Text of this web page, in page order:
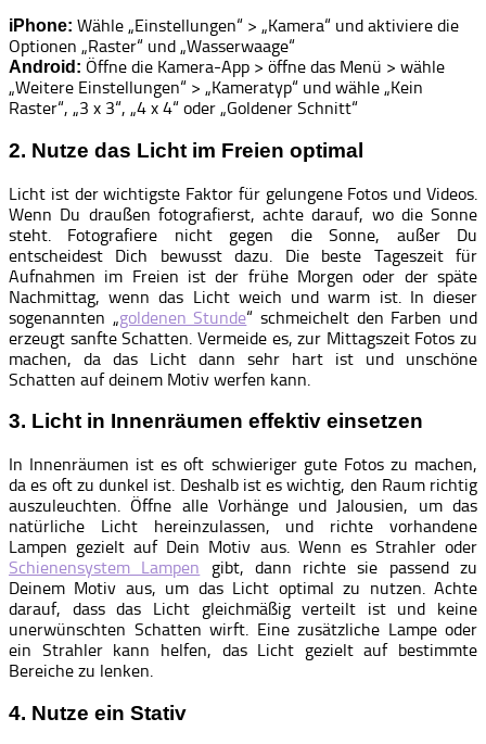
iPhone: Wähle „Einstellungen“ > „Kamera“ und aktiviere die
Optionen „Raster“ und „Wasserwaage“
Android: Öffne die Kamera-App > öffne das Menü > wähle
„Weitere Einstellungen“ > „Kameratyp“ und wähle „Kein
Raster“, „3 x 3“, „4 x 4“ oder „Goldener Schnitt“
2. Nutze das Licht im Freien optimal
Licht ist der wichtigste Faktor für gelungene Fotos und Videos.
Wenn Du draußen fotografierst, achte darauf, wo die Sonne
steht. Fotografiere nicht gegen die Sonne, außer Du
entscheidest Dich bewusst dazu. Die beste Tageszeit für
Aufnahmen im Freien ist der frühe Morgen oder der späte
Nachmittag, wenn das Licht weich und warm ist. In dieser
sogenannten „goldenen Stunde“ schmeichelt den Farben und
erzeugt sanfte Schatten. Vermeide es, zur Mittagszeit Fotos zu
machen, da das Licht dann sehr hart ist und unschöne
Schatten auf deinem Motiv werfen kann.
3. Licht in Innenräumen effektiv einsetzen
In Innenräumen ist es oft schwieriger gute Fotos zu machen,
da es oft zu dunkel ist. Deshalb ist es wichtig, den Raum richtig
auszuleuchten. Öffne alle Vorhänge und Jalousien, um das
natürliche Licht hereinzulassen, und richte vorhandene
Lampen gezielt auf Dein Motiv aus. Wenn es Strahler oder
Schienensystem Lampen gibt, dann richte sie passend zu
Deinem Motiv aus, um das Licht optimal zu nutzen. Achte
darauf, dass das Licht gleichmäßig verteilt ist und keine
unerwünschten Schatten wirft. Eine zusätzliche Lampe oder
ein Strahler kann helfen, das Licht gezielt auf bestimmte
Bereiche zu lenken.
4. Nutze ein Stativ